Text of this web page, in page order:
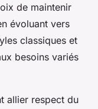
de maintenir
évoluant vers
classiques et
besoins variés
allier respect du